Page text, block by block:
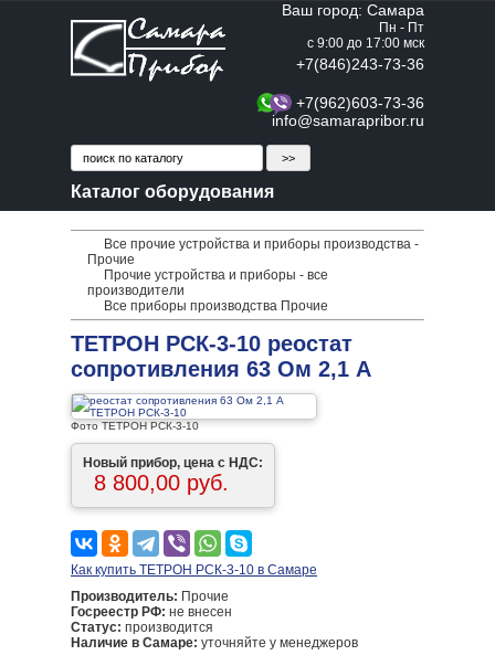
Ваш город: Самара
Пн - Пт
с 9:00 до 17:00 мск
+7(846)243-73-36
+7(962)603-73-36
info@samarapribor.ru
Каталог оборудования
Все прочие устройства и приборы производства -
Прочие
Прочие устройства и приборы - все
производители
Все приборы производства Прочие
ТЕТРОН РСК-3-10 реостат
сопротивления 63 Ом 2,1 А
Фото ТЕТРОН РСК-3-10
Новый прибор, цена с НДС:
8 800,00 руб.
Как купить ТЕТРОН РСК-3-10 в Самаре
Производитель: Прочие
Госреестр РФ: не внесен
Статус: производится
Наличие в Самаре: уточняйте у менеджеров